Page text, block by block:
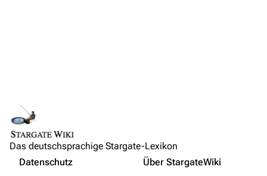
Kontakt
Nicht angemeldet
Druckversion
Permanenter Link
Das deutschsprachige Stargate-Lexikon
Datenschutz
Über StargateWiki